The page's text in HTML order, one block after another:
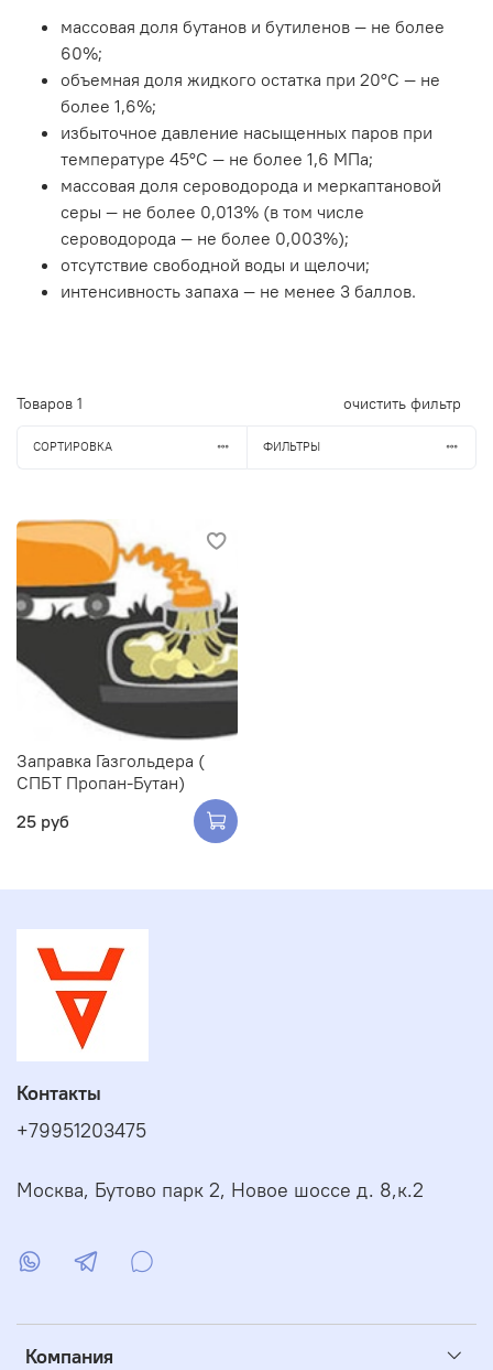
массовая доля бутанов и бутиленов — не более
60%;
объемная доля жидкого остатка при 20°С — не
более 1,6%;
избыточное давление насыщенных паров при
температуре 45°С — не более 1,6 МПа;
массовая доля сероводорода и меркаптановой
серы — не более 0,013% (в том числе
сероводорода — не более 0,003%);
отсутствие свободной воды и щелочи;
интенсивность запаха — не менее 3 баллов.
Товаров 1 очистить фильтр
СОРТИРОВКА ФИЛЬТРЫ
Заправка Газгольдера (
СПБТ Пропан-Бутан)
25 руб
Компания
Контакты
+79951203475
Москва, Бутово парк 2, Новое шоссе д. 8,к.2